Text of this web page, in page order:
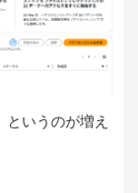
いうのが増え